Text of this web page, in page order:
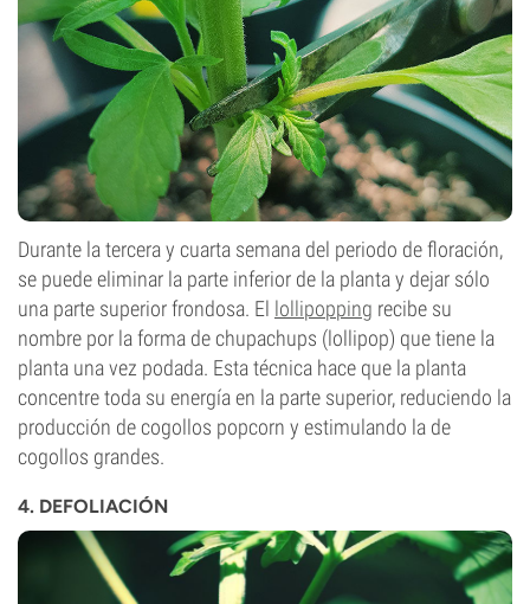
Durante la tercera y cuarta semana del periodo de floración,
se puede eliminar la parte inferior de la planta y dejar sólo
una parte superior frondosa. El lollipopping recibe su
nombre por la forma de chupachups (lollipop) que tiene la
planta una vez podada. Esta técnica hace que la planta
concentre toda su energía en la parte superior, reduciendo la
producción de cogollos popcorn y estimulando la de
cogollos grandes.
4. DEFOLIACIÓN